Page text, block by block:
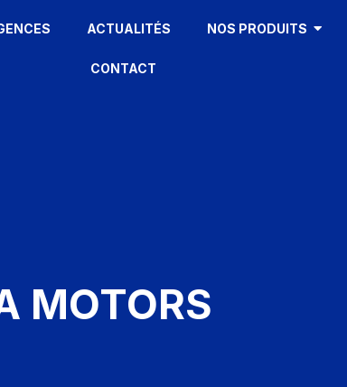
ACTUALITÉS NOS PRODUITS
CONTACT
MOTORS